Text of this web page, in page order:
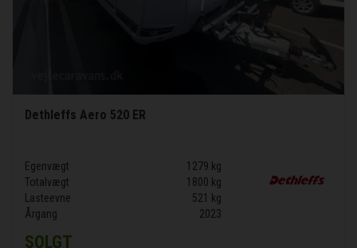
Dethleffs Aero 520 ER
Egenvægt
1279 kg
Totalvægt
1800 kg
Lasteevne
521 kg
Årgang
2023
SOLGT